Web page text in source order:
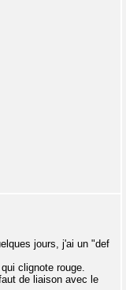
jours, j'ai un "def
clignote rouge.
de liaison avec le